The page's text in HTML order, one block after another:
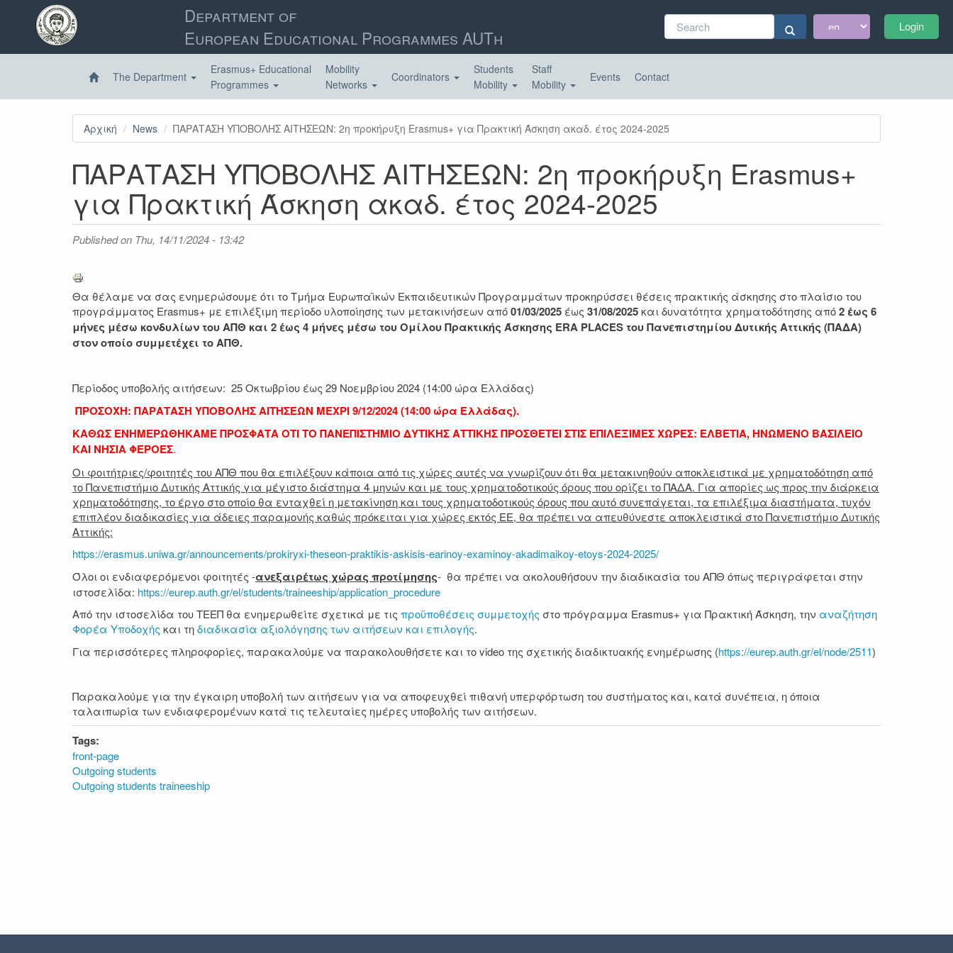
content
Login
Department of
European Educational Programmes AUTh
Search
form
Search
The Department
Erasmus+ Educational
Programmes
Mobility
Networks
Coordinators
Students
Mobility
Staff
Mobility
Events Contact
Αρχική News ΠΑΡΑΤΑΣΗ ΥΠΟΒΟΛΗΣ ΑΙΤΗΣΕΩΝ: 2η προκήρυξη Erasmus+ για Πρακτική Άσκηση ακαδ. έτος 2024-2025
ΠΑΡΑΤΑΣΗ ΥΠΟΒΟΛΗΣ ΑΙΤΗΣΕΩΝ: 2η προκήρυξη Erasmus+
για Πρακτική Άσκηση ακαδ. έτος 2024-2025
Published on Thu, 14/11/2024 - 13:42
Θα θέλαμε να σας ενημερώσουμε ότι το Τμήμα Ευρωπαϊκών Εκπαιδευτικών Προγραμμάτων προκηρύσσει θέσεις πρακτικής άσκησης στο πλαίσιο του
προγράμματος Erasmus+ με επιλέξιμη περίοδο υλοποίησης των μετακινήσεων από01/03/2025 έως 31/08/2025και δυνατότητα χρηματοδότησης από2 έως 6
μήνες μέσω κονδυλίων του ΑΠΘ και 2 έως 4 μήνες μέσω του Ομίλου Πρακτικής Άσκησης ERA PLACES του Πανεπιστημίου Δυτικής Αττικής (ΠΑΔΑ)
στον οποίο συμμετέχει το ΑΠΘ.
Περίοδος υποβολής αιτήσεων: 25 Οκτωβρίου έως 29 Νοεμβρίου 2024 (14:00 ώρα Ελλάδας)
ΠΡΟΣΟΧΗ: ΠΑΡΑΤΑΣΗ ΥΠΟΒΟΛΗΣ ΑΙΤΗΣΕΩΝ ΜΕΧΡΙ 9/12/2024 (14:00 ώρα Ελλάδας).
ΚΑΘΩΣ ΕΝΗΜΕΡΩΘΗΚΑΜΕ ΠΡΟΣΦΑΤΑ ΟΤΙ ΤΟ ΠΑΝΕΠΙΣΤΗΜΙΟ ΔΥΤΙΚΗΣ ΑΤΤΙΚΗΣ ΠΡΟΣΘΕΤΕΙ ΣΤΙΣ ΕΠΙΛΕΞΙΜΕΣ ΧΩΡΕΣ: ΕΛΒΕΤΙΑ, ΗΝΩΜΕΝΟ ΒΑΣΙΛΕΙΟ
ΚΑΙ ΝΗΣΙΑ ΦΕΡΟΕΣ.
Οι φοιτήτριες/φοιτητές του ΑΠΘ που θα επιλέξουν κάποια από τις χώρες αυτές να γνωρίζουν ότι θα μετακινηθούν αποκλειστικά με χρηματοδότηση από
το Πανεπιστήμιο Δυτικής Αττικής για μέγιστο διάστημα 4 μηνών και με τους χρηματοδοτικούς όρους που ορίζει το ΠΑΔΑ. Για απορίες ως προς την διάρκεια
χρηματοδότησης, το έργο στο οποίο θα ενταχθεί η μετακίνηση και τους χρηματοδοτικούς όρους που αυτό συνεπάγεται, τα επιλέξιμα διαστήματα, τυχόν
επιπλέον διαδικασίες για άδειες παραμονής καθώς πρόκειται για χώρες εκτός ΕΕ, θα πρέπει να απευθύνεστε αποκλειστικά στο Πανεπιστήμιο Δυτικής
Αττικής:
https://erasmus.uniwa.gr/announcements/prokiryxi-theseon-praktikis-askisis-earinoy-examinoy-akadimaikoy-etoys-2024-2025/
Όλοι οι ενδιαφερόμενοι φοιτητές -ανεξαιρέτως χώρας προτίμησης- θα πρέπει να ακολουθήσουν την διαδικασία του ΑΠΘ όπως περιγράφεται στην
ιστοσελίδα: https://eurep.auth.gr/el/students/traineeship/application_procedure
Από την ιστοσελίδα του ΤΕΕΠ θα ενημερωθείτε σχετικά με τις προϋποθέσεις συμμετοχής στο πρόγραμμα Erasmus+ για Πρακτική Άσκηση, την αναζήτηση
Φορέα Υποδοχής και τηδιαδικασία αξιολόγησης των αιτήσεων και επιλογής.
Για περισσότερες πληροφορίες, παρακαλούμε να παρακολουθήσετε και το video της σχετικής διαδικτυακής ενημέρωσης (https://eurep.auth.gr/el/node/2511)
Παρακαλούμε για την έγκαιρη υποβολή των αιτήσεων για να αποφευχθεί πιθανή υπερφόρτωση του συστήματος και, κατά συνέπεια, η όποια
ταλαιπωρία των ενδιαφερομένων κατά τις τελευταίες ημέρες υποβολής των αιτήσεων.
Tags:
front-page
Outgoing students
Outgoing students traineeship